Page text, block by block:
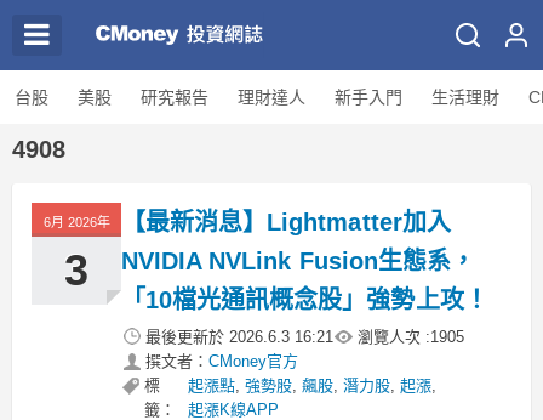
台股 美股 研究報告 理財達人 新手入門 生活理財
4908
6月 2026年
3
【最新消息】Lightmatter加入
NVIDIA NVLink Fusion生態系，
「10檔光通訊概念股」強勢上攻！
最後更新於 2026.6.3 16:21 瀏覽人次 :1905
撰文者： CMoney官方
標
籤：
起漲點,強勢股,飆股,潛力股,起漲,
起漲K線APP